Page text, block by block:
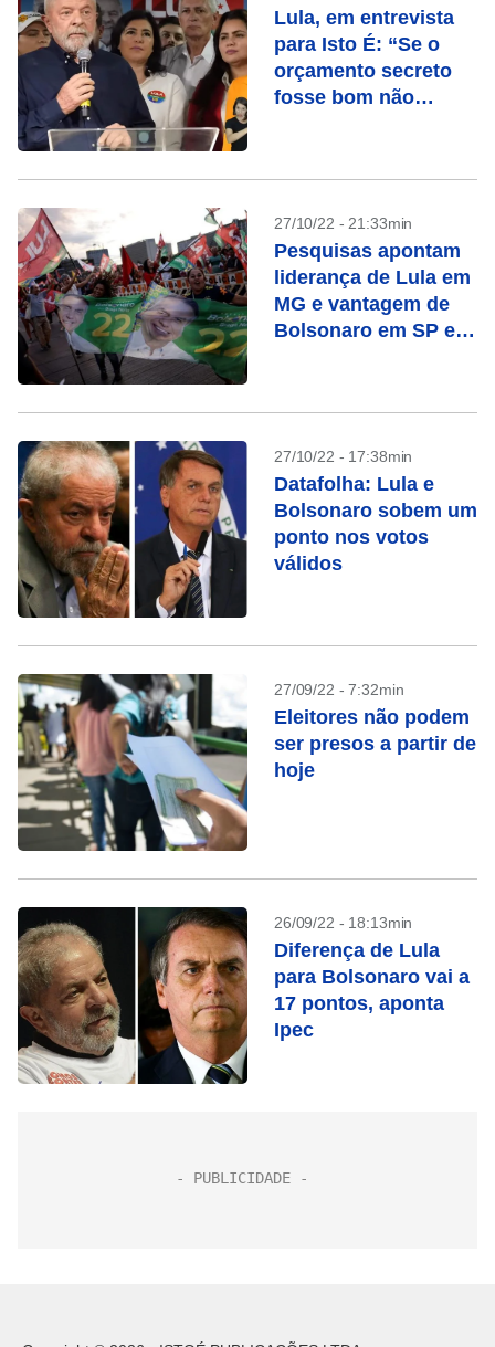
Lula, em entrevista
para Isto É: “Se o
orçamento secreto
fosse bom não
27/10/22 - 21:33min
Pesquisas apontam
liderança de Lula em
MG e vantagem de
Bolsonaro em SP e
27/10/22 - 17:38min
Datafolha: Lula e
Bolsonaro sobem um
ponto nos votos
válidos
27/09/22 - 7:32min
Eleitores não podem
ser presos a partir de
hoje
26/09/22 - 18:13min
Diferença de Lula
para Bolsonaro vai a
17 pontos, aponta
Ipec